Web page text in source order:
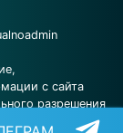
с сайта
разрешения